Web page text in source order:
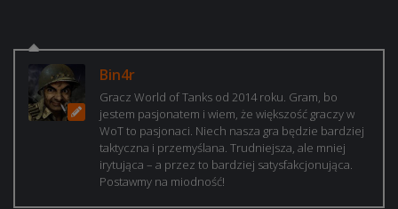
Bin4r
Gracz World of Tanks od 2014 roku. Gram, bo
jestem pasjonatem i wiem, że większość graczy w
WoT to pasjonaci. Niech nasza gra będzie bardziej
taktyczna i przemyślana. Trudniejsza, ale mniej
irytująca – a przez to bardziej satysfakcjonująca.
Postawmy na miodność!